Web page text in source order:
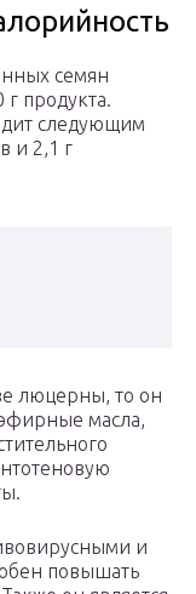
семян
продукта.
следующим
и 2,1 г
люцерны, то он
масла,
и
повышать